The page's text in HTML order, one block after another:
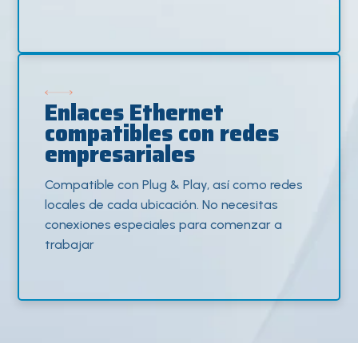
Enlaces Ethernet
compatibles con redes
empresariales
Compatible con Plug & Play, así como redes
locales de cada ubicación. No necesitas
conexiones especiales para comenzar a
trabajar